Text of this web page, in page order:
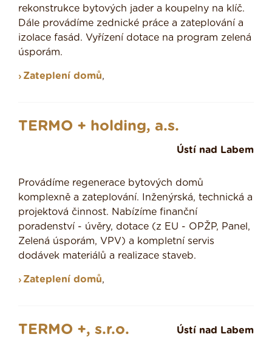
rekonstrukce bytových jader a koupelny na klíč.
Dále provádíme zednické práce a zateplování a
izolace fasád. Vyřízení dotace na program zelená
úsporám.
Zateplení domů,
TERMO + holding, a.s.
Ústí nad Labem
Provádíme regenerace bytových domů
komplexně a zateplování. Inženýrská, technická a
projektová činnost. Nabízíme finanční
poradenství - úvěry, dotace (z EU - OPŽP, Panel,
Zelená úsporám, VPV) a kompletní servis
dodávek materiálů a realizace staveb.
Zateplení domů,
TERMO +, s.r.o. Ústí nad Labem